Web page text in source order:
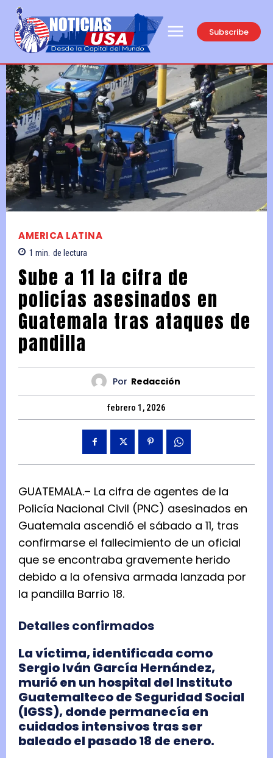
Subscribe
AMERICA LATINA
1 min. de lectura
Sube a 11 la cifra de
policías asesinados en
Guatemala tras ataques de
pandilla
Por Redacción
febrero 1, 2026
GUATEMALA.– La cifra de agentes de la
Policía Nacional Civil (PNC) asesinados en
Guatemala ascendió el sábado a 11, tras
confirmarse el fallecimiento de un oficial
que se encontraba gravemente herido
debido a la ofensiva armada lanzada por
la pandilla Barrio 18.
Detalles confirmados
La víctima, identificada como
Sergio Iván García Hernández,
murió en un hospital del Instituto
Guatemalteco de Seguridad Social
(IGSS), donde permanecía en
cuidados intensivos tras ser
baleado el pasado 18 de enero.